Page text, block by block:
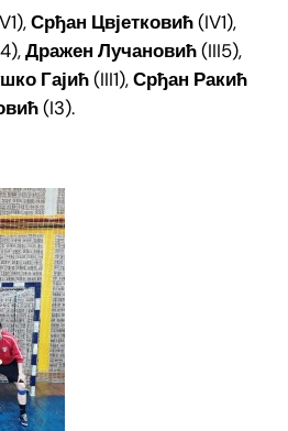
Срђан Цвјетковић(IV1),
Дражен Лучановић(III5),
Гајић(III1),Срђан Ракић
(I3).